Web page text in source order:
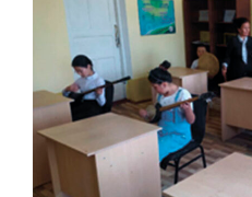
СТОИТ
ЗАНЯТЬСЯ
ИМ
С
С
НАЧАЛЬНОЙ
ШКОЛЫ